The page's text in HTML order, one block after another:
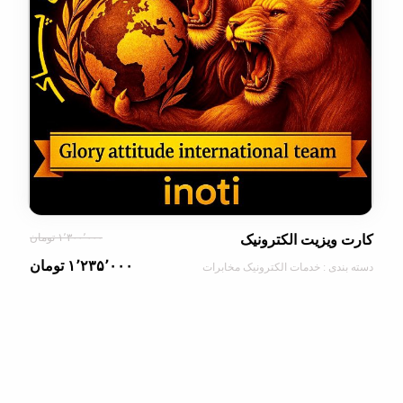
الکترونیک
: خدمات الکترونیک مخابرات ۱٬۲۳۵٬۰۰۰ تومان